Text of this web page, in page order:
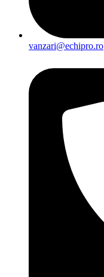
vanzari@echipro.ro